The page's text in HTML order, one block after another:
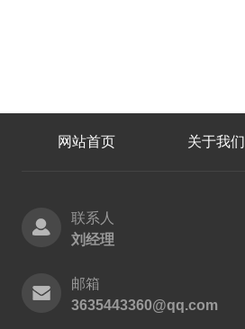
网站首页 关于我们
联系人
刘经理
邮箱
3635443360@qq.com